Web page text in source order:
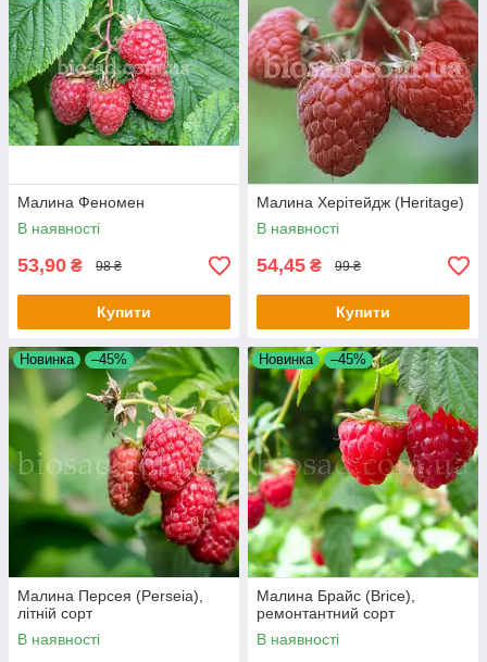
Малина Феномен
В наявності
53,90 ₴ 98 ₴
Купити
Малина Херітейдж (Heritage)
В наявності
54,45 ₴ 99 ₴
Купити
Новинка –45%
Малина Персея (Perseia),
літній сорт
В наявності
Новинка –45%
Малина Брайс (Brice),
ремонтантний сорт
В наявності